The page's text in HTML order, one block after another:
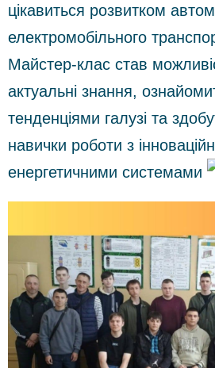
цікавиться розвитком
електромобільного
Майстер-клас став
актуальні знання,
тенденціями галузі та
навички роботи з
енергетичними системами